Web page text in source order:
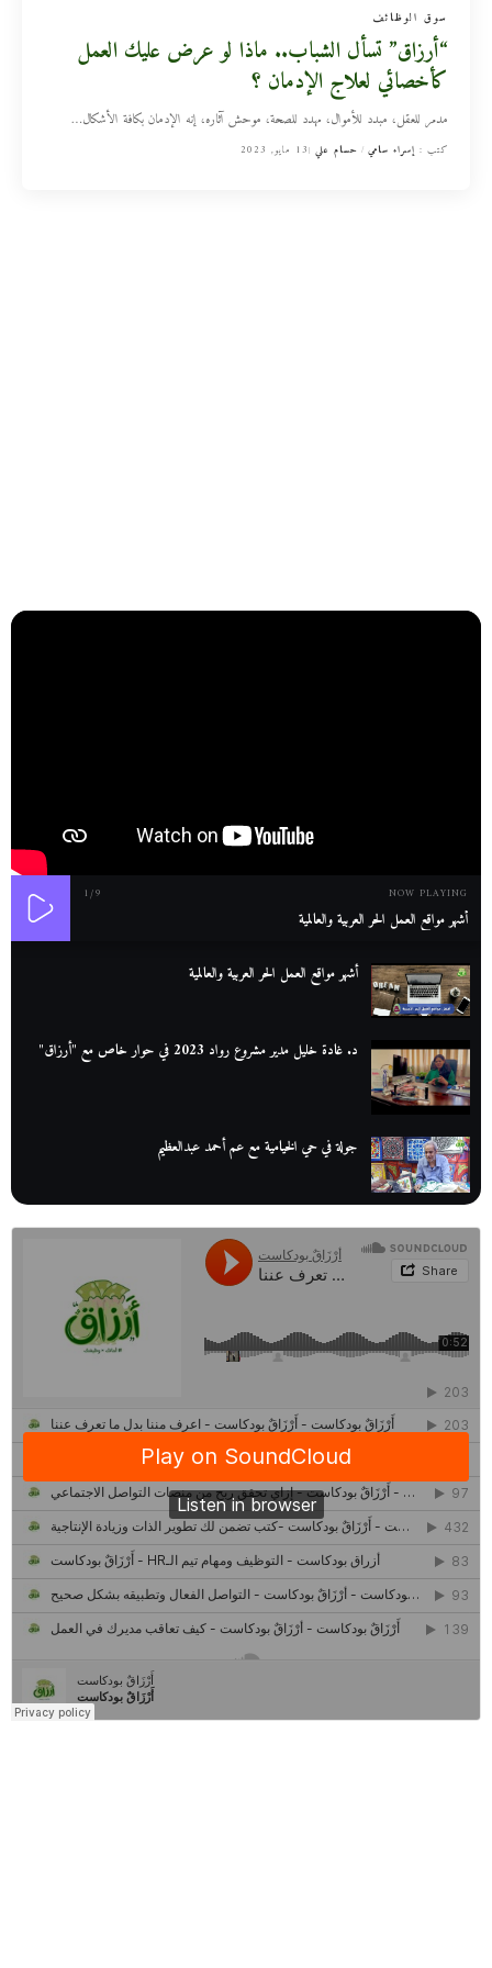
سوق الوظائف
“أرزاق” تسأل الشباب.. ماذا لو عرض عليك العمل
كأخصائي لعلاج الإدمان ؟
مدمر للعقل، مبدد للأموال، مهدد للصحة، موحش آثاره، إنه الإدمان بكافة الأشكال…
كتب : إسراء سامي حسام علي 13 مايو, 2023
NOW PLAYING
1/9
أشهر مواقع العمل الحر العربية والعالمية
أشهر مواقع العمل الحر العربية والعالمية
د. غادة خليل مدير مشروع رواد 2023 في حوار خاص مع "أرزاق"
جولة في حي الخيامية مع عم أحمد عبدالعظيم
عم عوض| قصة كفاح بائع كتب تبدأ بالأُمية
أقدم مطحن بن في مصر| يكشف لنا أسرار صناعة البن
حصاد 2022 لمشروع "رواد 2030″
كل ما تريد معرفته عن مشروع "رواد 2030″
مركز جروان للثقافة والفنون | نموذج المركز القروي الريادي في الثقافة